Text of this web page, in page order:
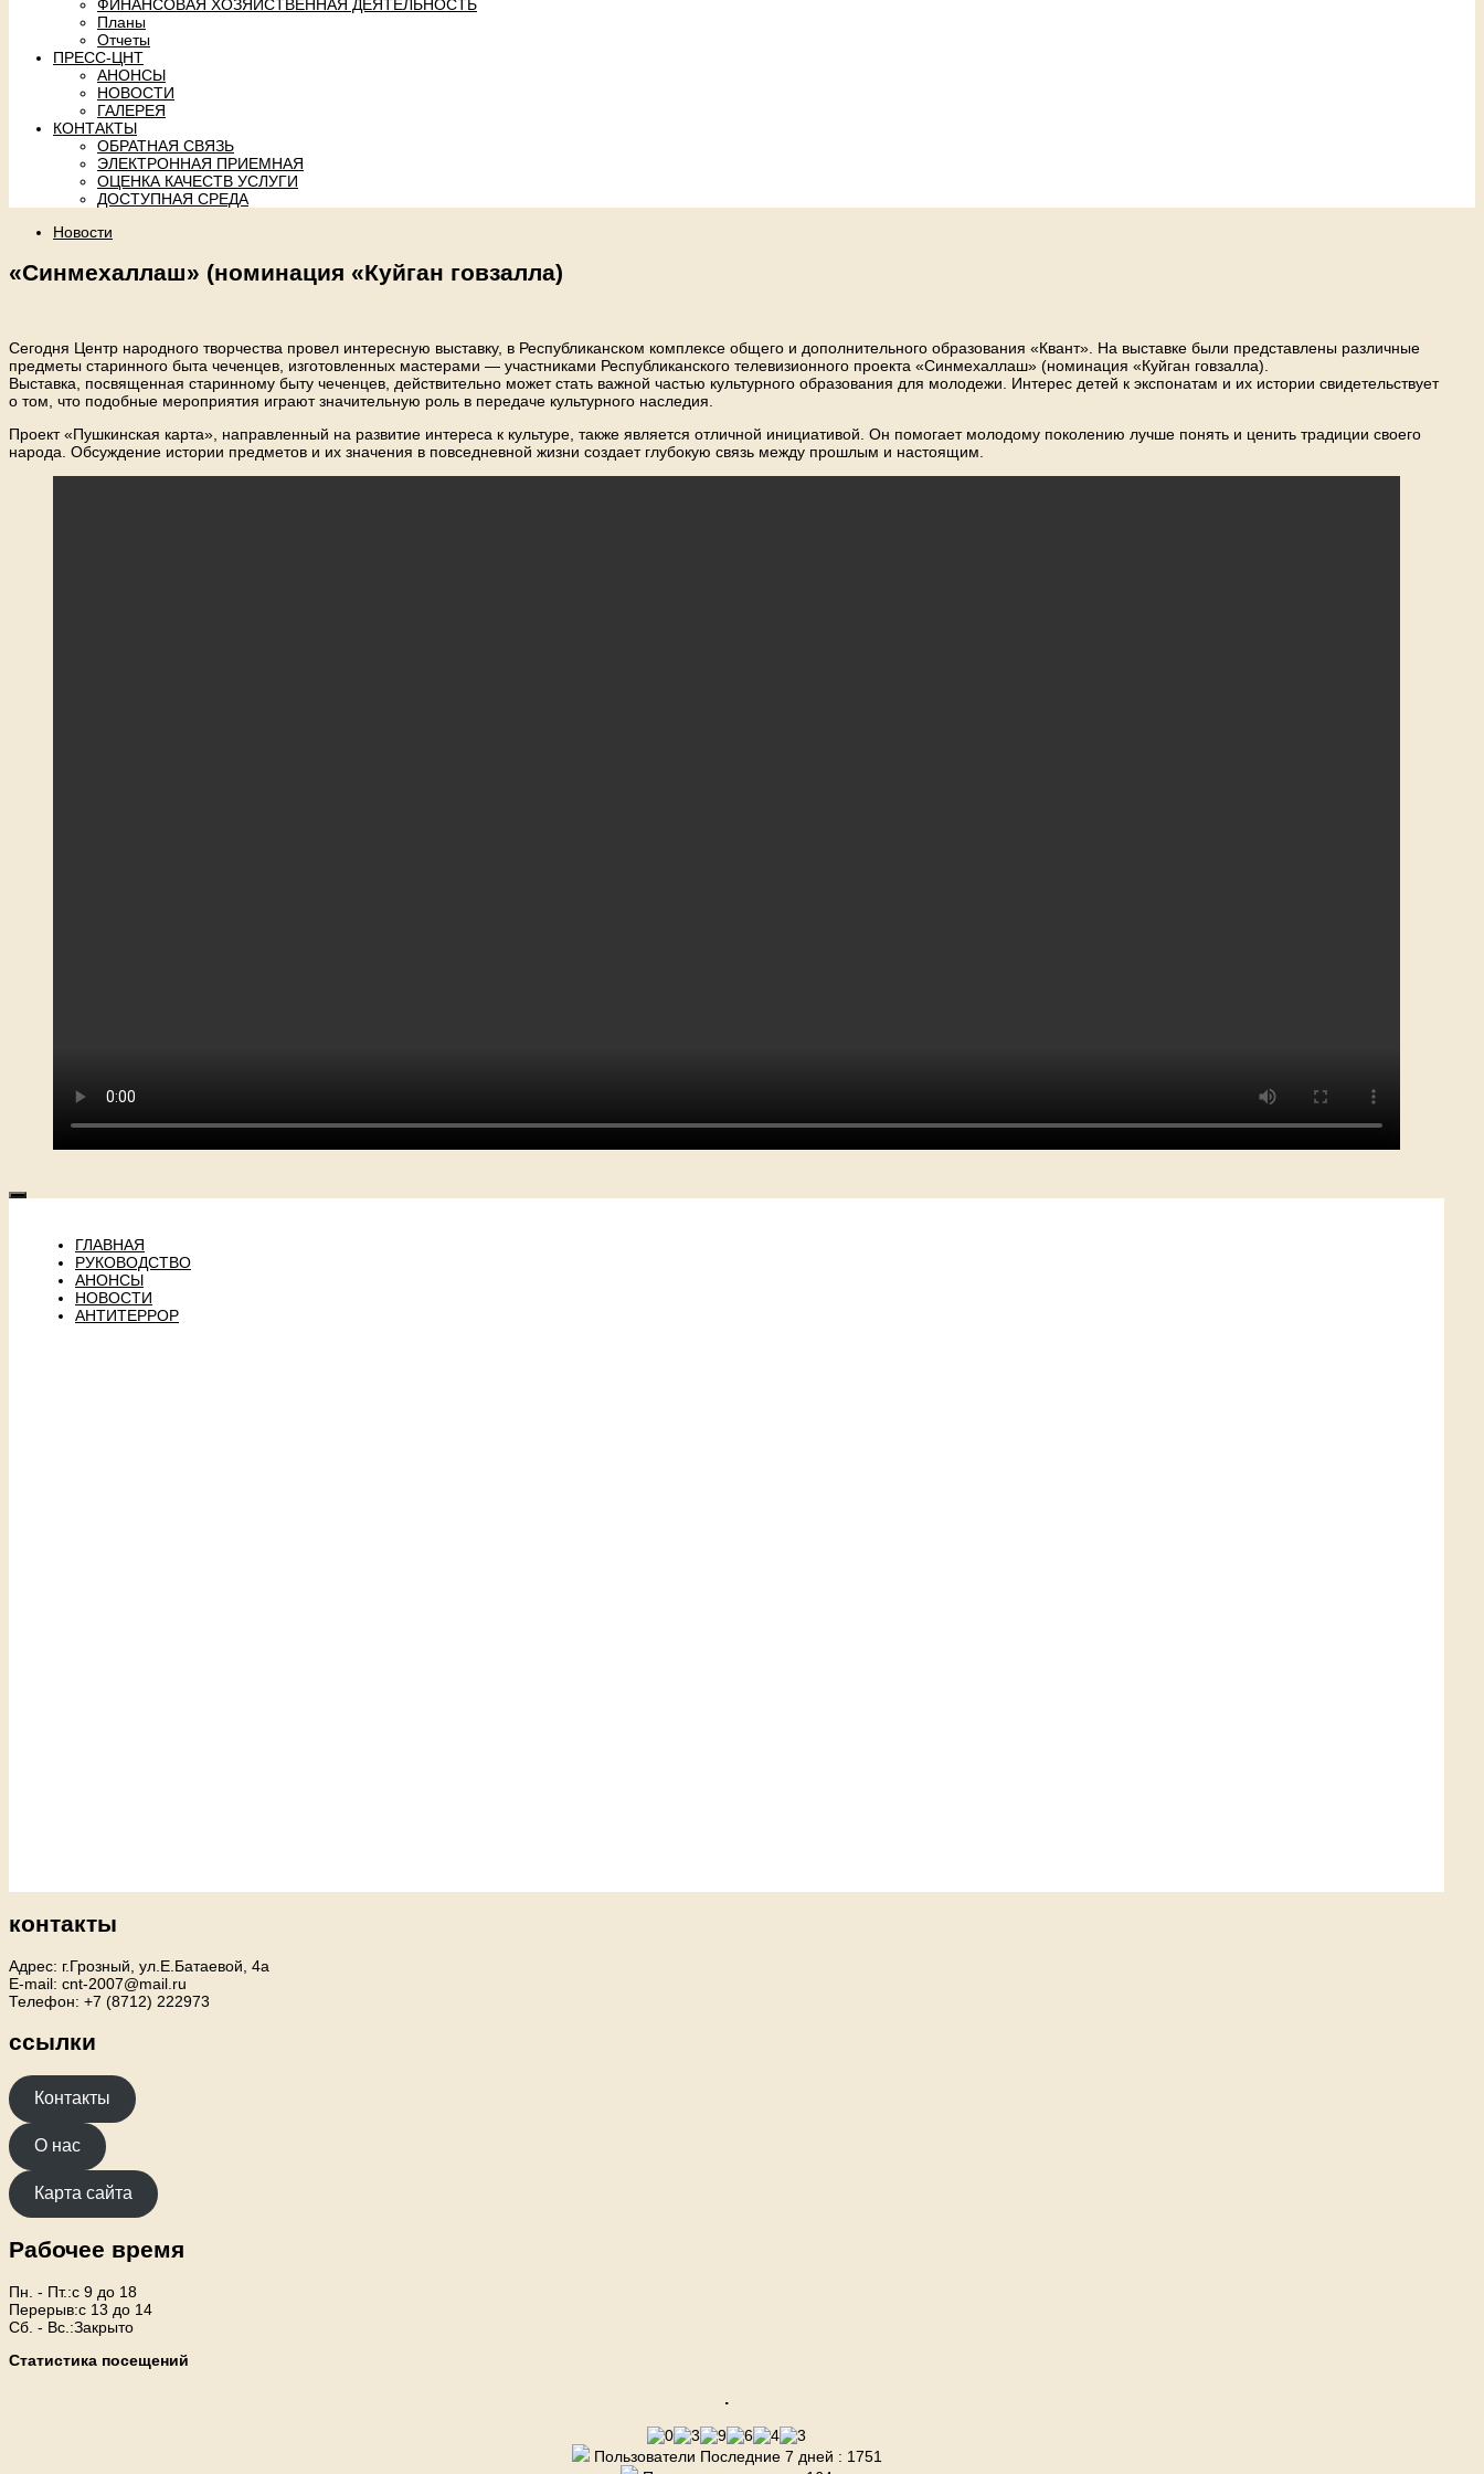
ФИНАНСОВАЯ ХОЗЯЙСТВЕННАЯ ДЕЯТЕЛЬНОСТЬ
Планы
Отчеты
ПРЕСС-ЦНТ
АНОНСЫ
НОВОСТИ
ГАЛЕРЕЯ
КОНТАКТЫ
ОБРАТНАЯ СВЯЗЬ
ЭЛЕКТРОННАЯ ПРИЕМНАЯ
ОЦЕНКА КАЧЕСТВ УСЛУГИ
ДОСТУПНАЯ СРЕДА
Новости
«Синмехаллаш» (номинация «Куйган говзалла)
Сегодня Центр народного творчества провел интересную выставку, в Республиканском комплексе общего и дополнительного образования «Квант». На выставке были представлены различные
предметы старинного быта чеченцев, изготовленных мастерами — участниками Республиканского телевизионного проекта «Синмехаллаш» (номинация «Куйган говзалла).
Выставка, посвященная старинному быту чеченцев, действительно может стать важной частью культурного образования для молодежи. Интерес детей к экспонатам и их истории свидетельствует
о том, что подобные мероприятия играют значительную роль в передаче культурного наследия.
Проект «Пушкинская карта», направленный на развитие интереса к культуре, также является отличной инициативой. Он помогает молодому поколению лучше понять и ценить традиции своего
народа. Обсуждение истории предметов и их значения в повседневной жизни создает глубокую связь между прошлым и настоящим.
ГЛАВНАЯ
РУКОВОДСТВО
АНОНСЫ
НОВОСТИ
АНТИТЕРРОР
контакты
Адрес: г.Грозный, ул.Е.Батаевой, 4а
E-mail: cnt-2007@mail.ru
Телефон: +7 (8712) 222973
ссылки
Контакты
О нас
Карта сайта
Рабочее время
Пн. - Пт.:с 9 до 18
Перерыв:с 13 до 14
Сб. - Вс.:Закрыто
Статистика посещений
Пользователи Последние 7 дней : 1751